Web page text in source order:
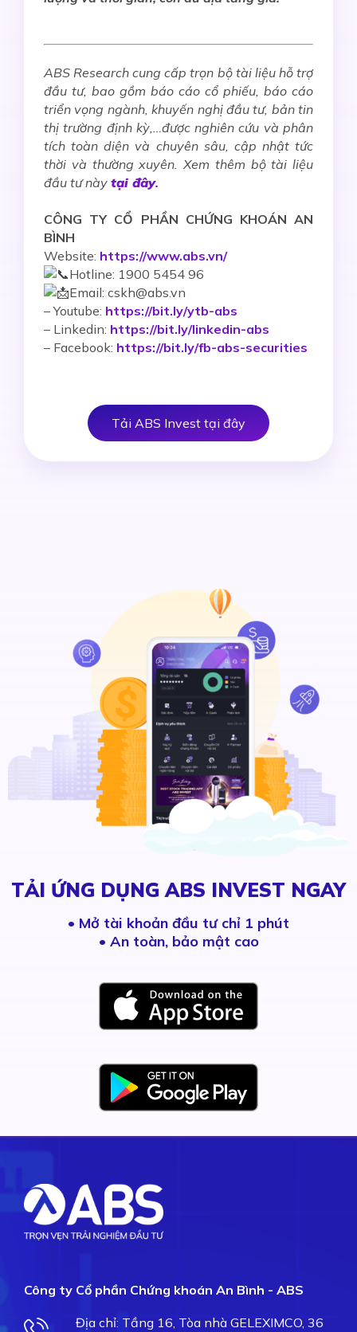
ABS Research cung cấp trọn bộ tài liệu hỗ trợ
đầu tư, bao gồm báo cáo cổ phiếu, báo cáo
triển vọng ngành, khuyến nghị đầu tư, bản tin
thị trường định kỳ,…được nghiên cứu và phân
tích toàn diện và chuyên sâu, cập nhật tức
thời và thường xuyên. Xem thêm bộ tài liệu
đầu tư này tại đây.
CÔNG TY CỔ PHẦN CHỨNG KHOÁN AN
BÌNH
Website: https://www.abs.vn/
Hotline: 1900 5454 96
Email: cskh@abs.vn
–Youtube: https://bit.ly/ytb-abs
– Linkedin: https://bit.ly/linkedin-abs
– Facebook: https://bit.ly/fb-abs-securities
Tải ABS Invest tại đây
TẢI ỨNG DỤNG ABS INVEST NGAY
• Mở tài khoản đầu tư chỉ 1 phút
• An toàn, bảo mật cao
Công ty Cổ phần Chứng khoán An Bình - ABS
Địa chỉ: Tầng 16, Tòa nhà GELEXIMCO, 36